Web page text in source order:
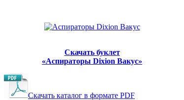
Скачать буклет
«‎Аспираторы Dixion Вакус»
Скачать каталог в формате PDF